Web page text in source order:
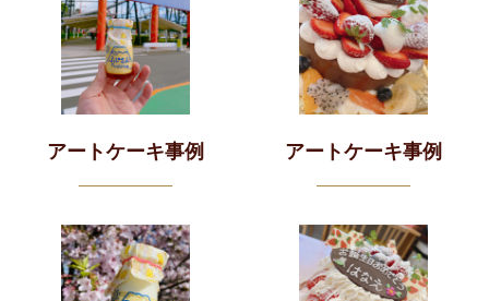
アートケーキ事例 アートケーキ事例